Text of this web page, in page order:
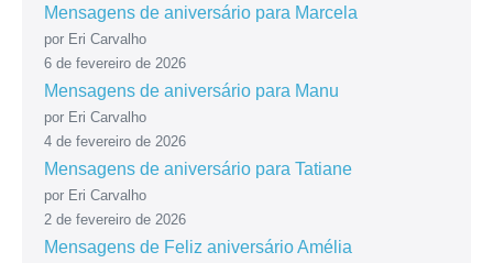
Mensagens de aniversário para Marcela
por Eri Carvalho
6 de fevereiro de 2026
Mensagens de aniversário para Manu
por Eri Carvalho
4 de fevereiro de 2026
Mensagens de aniversário para Tatiane
por Eri Carvalho
2 de fevereiro de 2026
Mensagens de Feliz aniversário Amélia